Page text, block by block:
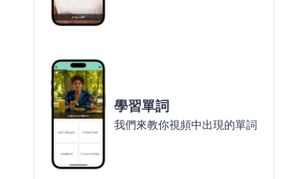
學習單詞
我們來教你視頻中出現的單詞